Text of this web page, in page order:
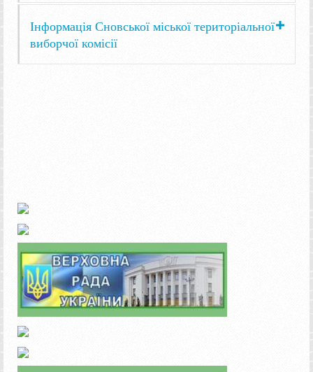
Інформація Сновської міської територіальної
виборчої комісії